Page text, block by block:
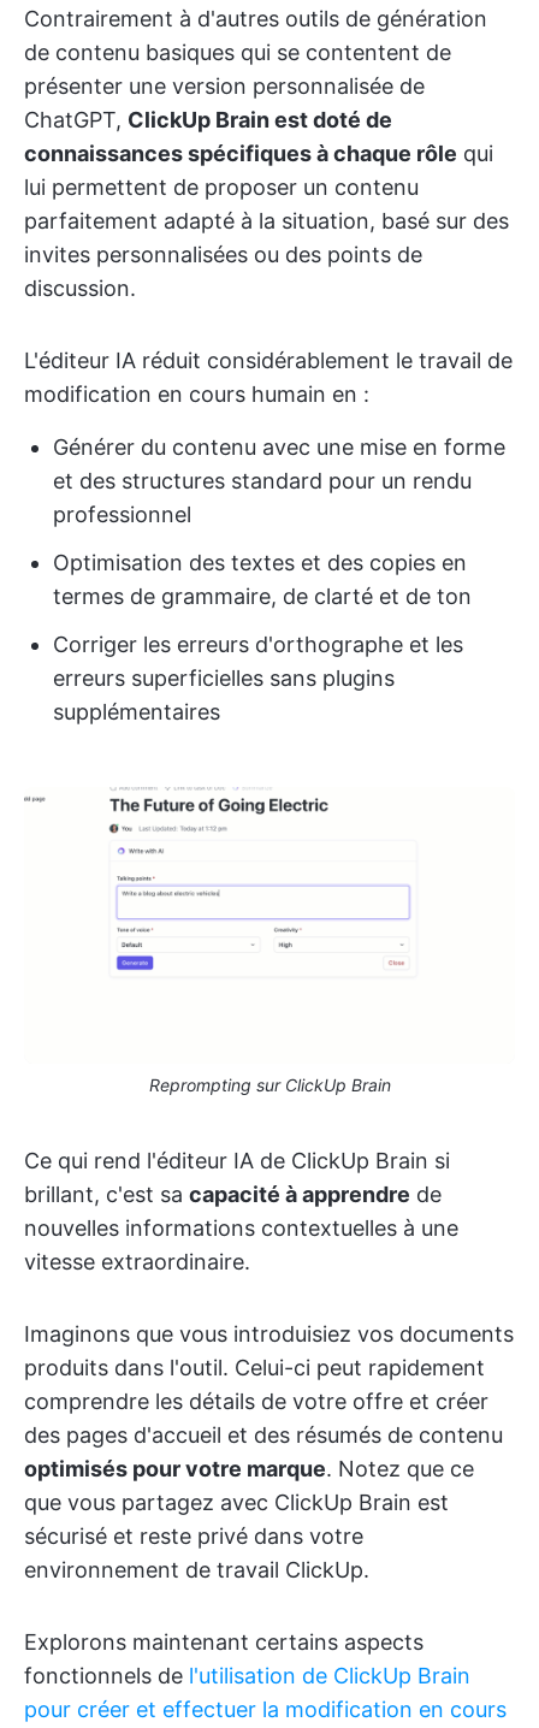
Contrairement à d'autres outils de génération
de contenu basiques qui se contentent de
présenter une version personnalisée de
ChatGPT, ClickUp Brain est doté de
connaissances spécifiques à chaque rôle qui
lui permettent de proposer un contenu
parfaitement adapté à la situation, basé sur des
invites personnalisées ou des points de
discussion.
L'éditeur IA réduit considérablement le travail de
modification en cours humain en :
Générer du contenu avec une mise en forme
et des structures standard pour un rendu
professionnel
Optimisation des textes et des copies en
termes de grammaire, de clarté et de ton
Corriger les erreurs d'orthographe et les
erreurs superficielles sans plugins
supplémentaires
Reprompting sur ClickUp Brain
Ce qui rend l'éditeur IA de ClickUp Brain si
brillant, c'est sa capacité à apprendre de
nouvelles informations contextuelles à une
vitesse extraordinaire.
Imaginons que vous introduisiez vos documents
produits dans l'outil. Celui-ci peut rapidement
comprendre les détails de votre offre et créer
des pages d'accueil et des résumés de contenu
optimisés pour votre marque. Notez que ce
que vous partagez avec ClickUp Brain est
sécurisé et reste privé dans votre
environnement de travail ClickUp.
Explorons maintenant certains aspects
fonctionnels de l'utilisation de ClickUp Brain
pour créer et effectuer la modification en cours